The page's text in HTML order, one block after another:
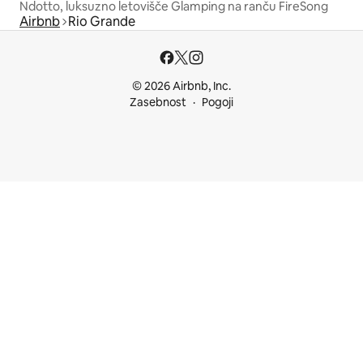
Ndotto, luksuzno letovišče Glamping na ranču FireSong
Airbnb Rio Grande
© 2026 Airbnb, Inc.
Zasebnost
Pogoji